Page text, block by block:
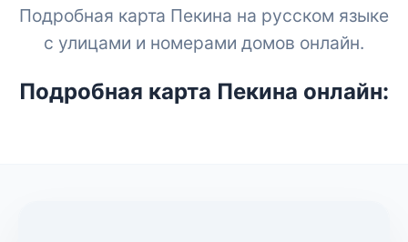
Подробная карта Пекина на русском языке
с улицами и номерами домов онлайн.
Подробная карта Пекина онлайн: